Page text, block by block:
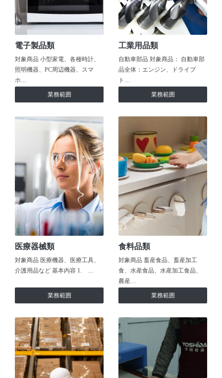
電子製品類
対象商品 小型家電、各種時計、
照明機器、PC周辺機器、スマ
ホ…
業務範囲
工業用品類
自動車部品 対象商品： 自動車部
品全体：エンジン、ドライブ
ト…
業務範囲
医療器械類
対象商品 医療機器、医療工具、
介護用品など 基本内容 1. …
業務範囲
食料品類
対象商品 畜産食品、畜産加工
食、水産食品、水産加工食品、
農産…
業務範囲